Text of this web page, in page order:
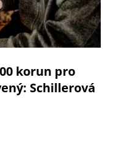
korun pro
Schillerová